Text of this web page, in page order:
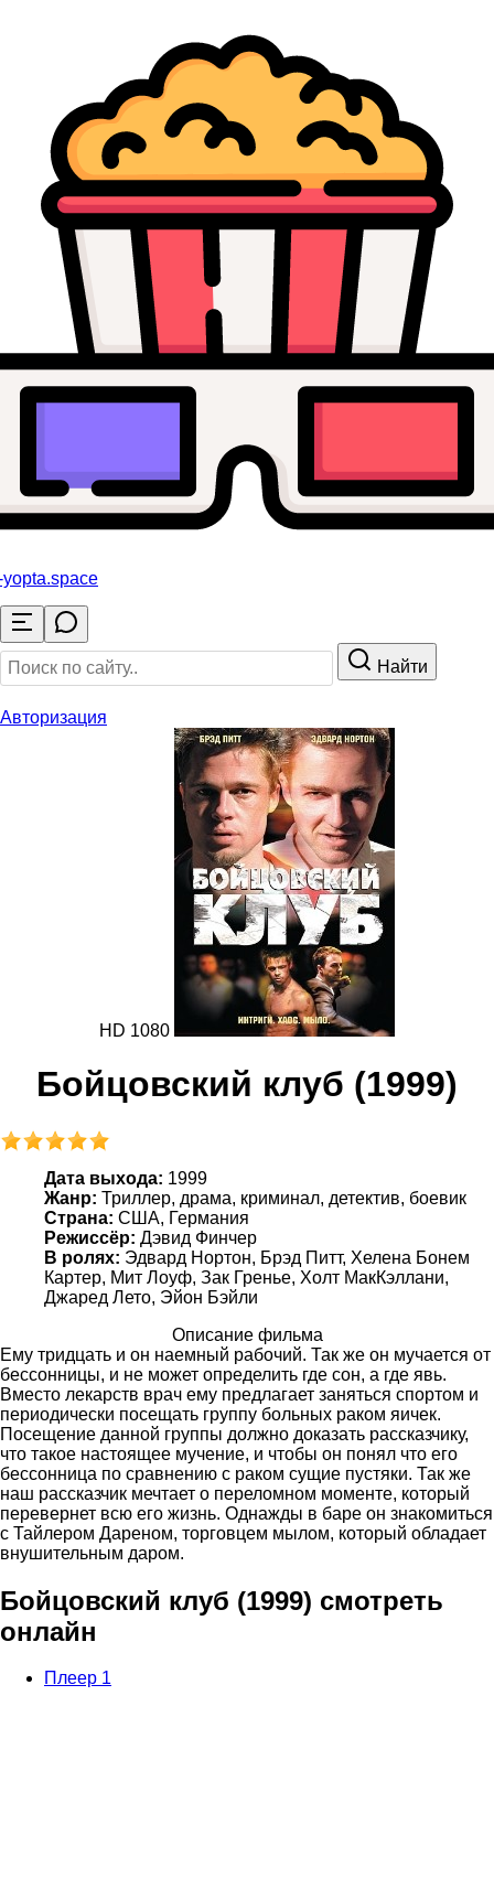
.space
Найти
Авторизация
HD 1080
Бойцовский клуб (1999)
Дата выхода: 1999
Жанр: Триллер, драма, криминал, детектив, боевик
Страна: США, Германия
Режиссёр: Дэвид Финчер
В ролях: Эдвард Нортон, Брэд Питт, Хелена Бонем
Картер, Мит Лоуф, Зак Гренье, Холт МакКэллани,
Джаред Лето, Эйон Бэйли
Описание фильма
Ему тридцать и он наемный рабочий. Так же он мучается от
бессонницы, и не может определить где сон, а где явь.
Вместо лекарств врач ему предлагает заняться спортом и
периодически посещать группу больных раком яичек.
Посещение данной группы должно доказать рассказчику,
что такое настоящее мучение, и чтобы он понял что его
бессонница по сравнению с раком сущие пустяки. Так же
наш рассказчик мечтает о переломном моменте, который
перевернет всю его жизнь. Однажды в баре он знакомиться
с Тайлером Дареном, торговцем мылом, который обладает
внушительным даром.
Бойцовский клуб (1999) смотреть
онлайн
Плеер 1